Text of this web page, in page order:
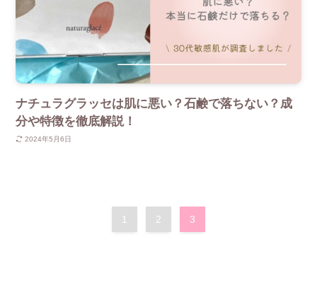
ナチュラグラッセは肌に悪い？石鹸で落ちない？成
分や特徴を徹底解説！
2024年5月6日
1 2 3